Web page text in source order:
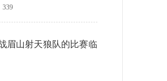
339
眉山射天狼队的比赛临